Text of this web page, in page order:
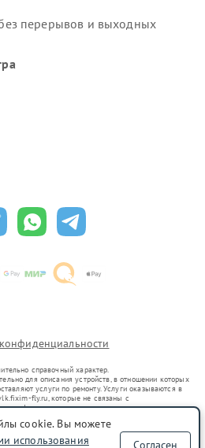
перерывов и выходных
справочный характер.
для описания устройств, в отношении которых
услуги по ремонту. Услуги оказываются в
fly.ru, которые не связаны с
их официальными представителями.
введенных в гражданский оборот в соответствии
цели индивидуализации услуг или введения
информирования о предоставляемых услугах по
cookie. Вы можете
использования Согласен